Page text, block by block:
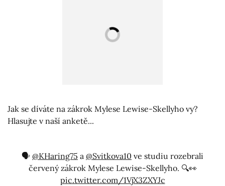
Jak se díváte na zákrok Mylese Lewise-Skellyho vy?
Hlasujte v naší anketě...
🗣️ @KHaring75 a @Svitkova10 ve studiu rozebrali
červený zákrok Mylese Lewise-Skellyho. 🔍👀
pic.twitter.com/1VjX3ZXYJc